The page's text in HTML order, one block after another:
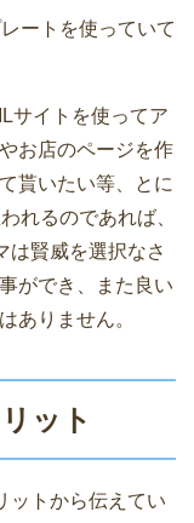
ートを使っていて
サイトを使ってア
お店のページを作
貰いたい等、とに
れるのであれば、
は賢威を選択なさ
ができ、また良い
ありません。
ット
ットから伝えてい